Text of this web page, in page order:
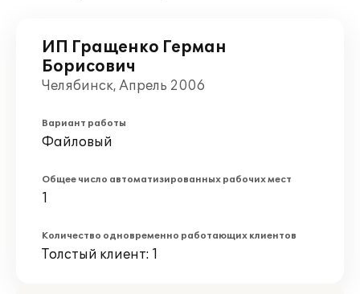
ИП Гращенко Герман
Борисович
Челябинск, Апрель 2006
Вариант работы
Файловый
Общее число автоматизированных рабочих мест
1
Количество одновременно работающих клиентов
Толстый клиент: 1